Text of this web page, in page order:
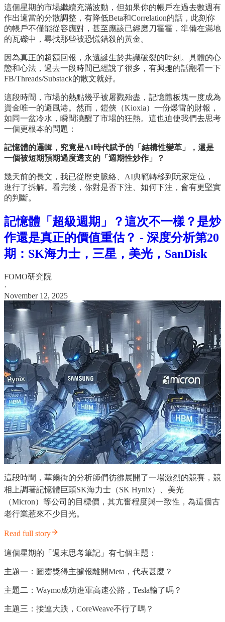
這個星期的市場繼續充滿波動，但如果你的帳戶在過去數週有
作出適當的分散調整，有降低Beta和Correlation的話，此刻你
的帳戶不僅能從容應對，甚至應該已經磨刀霍霍，準備在滿地
的瓦礫中，尋找那些被恐慌錯殺的黃金。
因為真正的超額回報，永遠誕生於共識破裂的時刻。具體的心
態和心法，過去一段時間已經說了很多，有興趣的話翻看一下
FB/Threads/Substack的散文就好。
這段時間，市場的熱點幾乎被屠戮殆盡，記憶體板塊一度成為
資金唯一的避風港。然而，鎧俠（Kioxia）一份爆雷的財報，
如同一盆冷水，瞬間澆醒了市場的狂熱。這也迫使我們去思考
一個更根本的問題：
記憶體的邏輯，究竟是AI時代賦予的「結構性變革」，還是
一個被短期預期過度透支的「週期性炒作」？
幾天前的長文，我已從歷史脈絡、AI典範轉移到玩家定位，
進行了拆解。看完後，你對是否下注、如何下注，會有更堅實
的判斷。
記憶體「超級週期」？這次不一樣？是炒
作還是真正的價值重估？ - 深度分析第20
期：SK海力士，三星，美光，SanDisk
FOMO研究院
·
November 12, 2025
這段時間，華爾街的分析師們彷彿展開了一場激烈的競賽，競
相上調著記憶體巨頭SK海力士（SK Hynix）、美光
（Micron）等公司的目標價，其亢奮程度與一致性，為這個古
老行業惹來不少目光。
Read full story
這個星期的「週末思考筆記」有七個主題：
主題一：圖靈獎得主據報離開Meta，代表甚麼？
主題二：Waymo成功進軍高速公路，Tesla輸了嗎？
主題三：接連大跌，CoreWeave不行了嗎？